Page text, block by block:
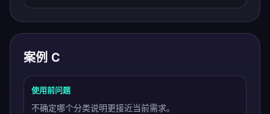
案例 C
使用前问题
不确定哪个分类说明更接近当前需求。